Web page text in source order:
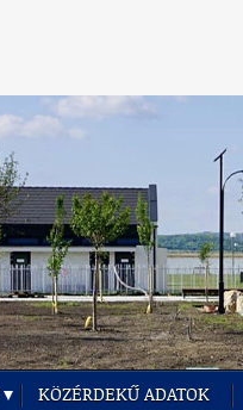
KÖZÉRDEKŰ ADATOK